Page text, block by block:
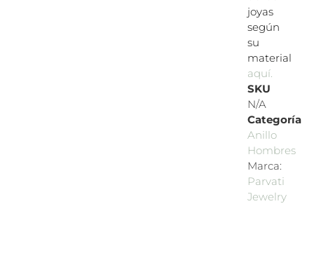
joyas
según
su
material
aquí.
SKU
N/A
Categoría
Anillo
Hombres
Marca:
Parvati
Jewelry